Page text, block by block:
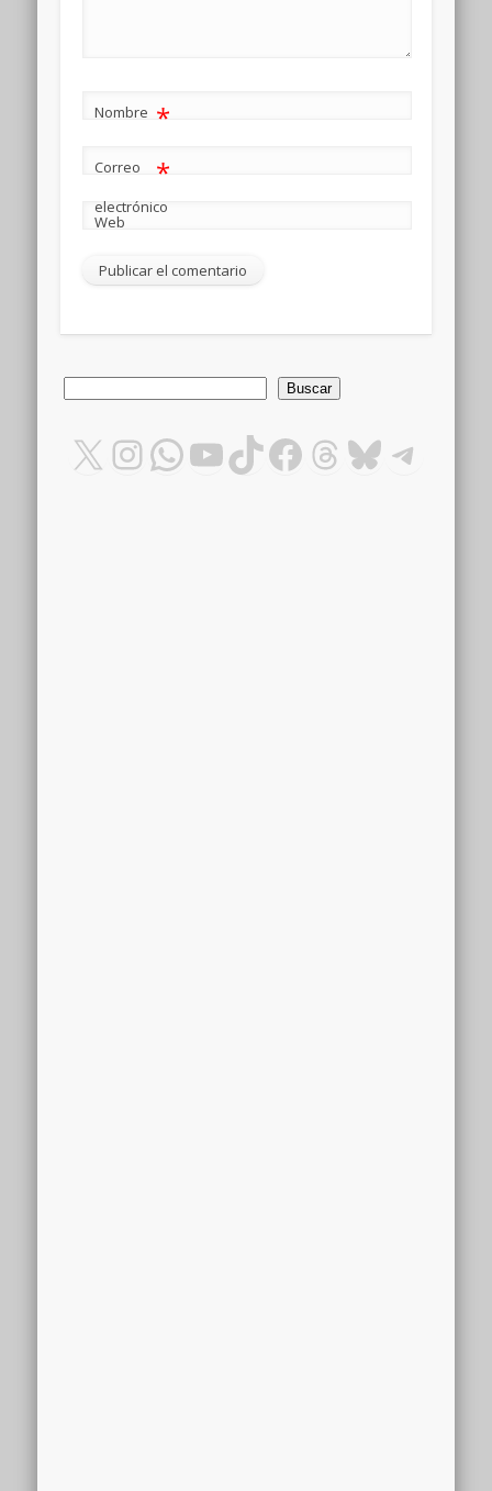
Nombre *
Correo
electrónico
*
Web
Buscar
X Instagram
WhatsApp
YouTube
TikTok
Facebook
Threads
Bluesky